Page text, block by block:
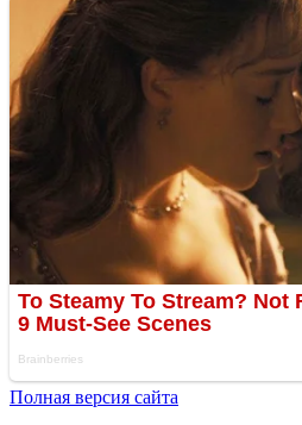
Полная версия сайта